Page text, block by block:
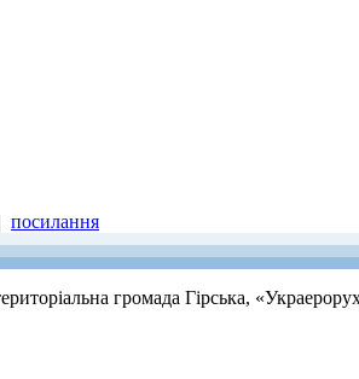
посилання
громада Гірська,